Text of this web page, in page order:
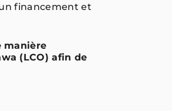
financement et
manière
(LCO) afin de